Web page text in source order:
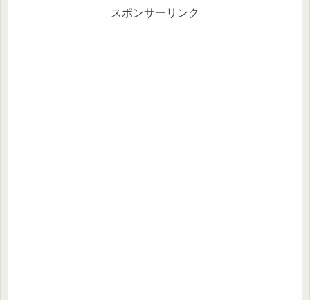
スポンサーリンク